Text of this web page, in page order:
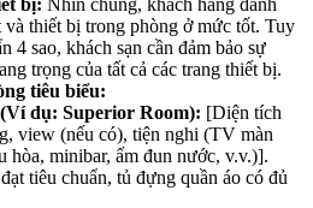
và thiết bị trong phòng ở mức tốt. Tuy
4 sao, khách sạn cần đảm bảo sự
trọng của tất cả các trang thiết bị.
tiêu biểu:
dụ: Superior Room): [Diện tích
view (nếu có), tiện nghi (TV màn
hòa, minibar, ấm đun nước, v.v.)].
tiêu chuẩn, tủ đựng quần áo có đủ